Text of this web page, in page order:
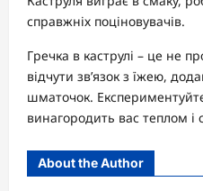
справжніх поціновувачів.
Гречка в каструлі – це не
відчути зв’язок з їжею,
шматочок.
винагородить вас теплом і
About the Author